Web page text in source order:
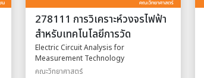
278111 การวิเคราะห์วงจรไฟฟ้า
สําหรับเทคโนโลยีการวัด
Electric Circuit Analysis for
Measurement Technology
คณะวิทยาศาสตร์